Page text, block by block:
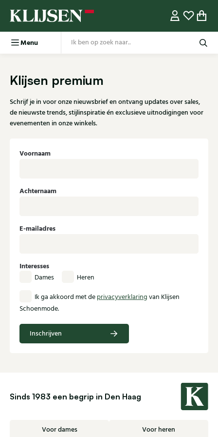
Menu
Klijsen premium
Schrijf je in voor onze nieuwsbrief en ontvang updates over sales,
de nieuwste trends, stijlinspiratie én exclusieve uitnodigingen voor
evenementen in onze winkels.
Voornaam
Achternaam
E-mailadres
Interesses
Dames
Heren
Ik ga akkoord met de privacyverklaring van Klijsen
Schoenmode.
Inschrijven
Sinds 1983 een begrip in Den Haag
Voor dames Voor heren